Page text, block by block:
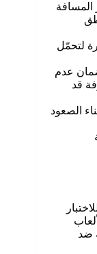
المسافة
لتحمّل
عدم
قد
الصعود
ضد